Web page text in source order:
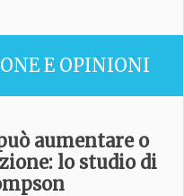
E OPINIONI
aumentare o
lo studio di